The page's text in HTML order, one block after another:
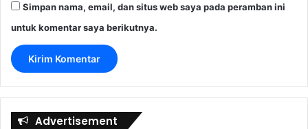
Simpan nama, email, dan situs web saya pada peramban ini
untuk komentar saya berikutnya.
Advertisement